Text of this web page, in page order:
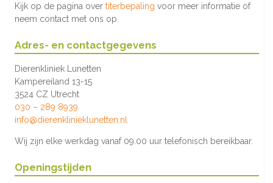
Kijk op de pagina over titerbepaling voor meer informatie of
neem contact met ons op.
Adres- en contactgegevens
Dierenkliniek Lunetten
Kampereiland 13-15
3524 CZ Utrecht
030 – 289 8939
info@dierenklinieklunetten.nl
Wij zijn elke werkdag vanaf 09.00 uur telefonisch bereikbaar.
Openingstijden